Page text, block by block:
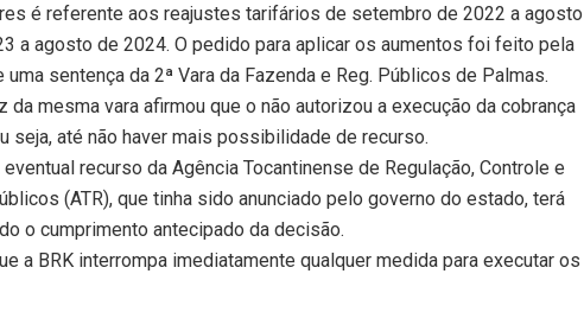
é referente aos reajustes tarifários de setembro de 2022 a agosto
a agosto de 2024. O pedido para aplicar os aumentos foi feito pela
sentença da 2ª Vara da Fazenda e Reg. Públicos de Palmas.
mesma vara afirmou que o não autorizou a execução da cobrança
seja, até não haver mais possibilidade de recurso.
recurso da Agência Tocantinense de Regulação, Controle e
(ATR), que tinha sido anunciado pelo governo do estado, terá
o cumprimento antecipado da decisão.
a BRK interrompa imediatamente qualquer medida para executar os